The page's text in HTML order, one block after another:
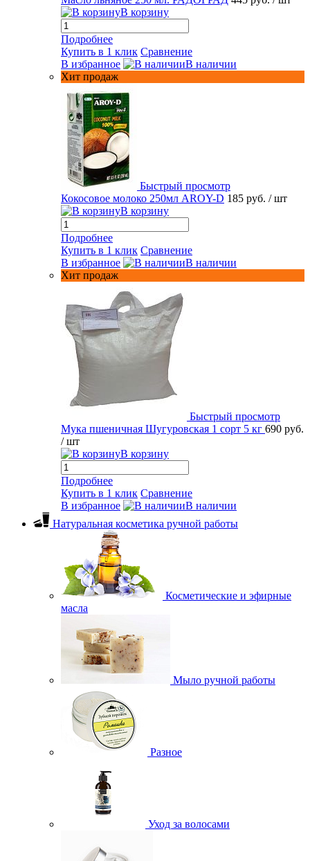
В корзину
Подробнее
Купить в 1 клик Сравнение
В избранное
В наличии
Хит продаж
Быстрый просмотр
Кокосовое молоко 250мл AROY-D 185 руб. / шт
В корзину
Подробнее
Купить в 1 клик Сравнение
В избранное
В наличии
Хит продаж
Быстрый просмотр
Мука пшеничная Шугуровская 1 сорт 5 кг 690 руб.
/ шт
В корзину
Подробнее
Купить в 1 клик Сравнение
В избранное
В наличии
Натуральная косметика ручной работы
Косметические и эфирные
масла
Мыло ручной работы
Разное
Уход за волосами